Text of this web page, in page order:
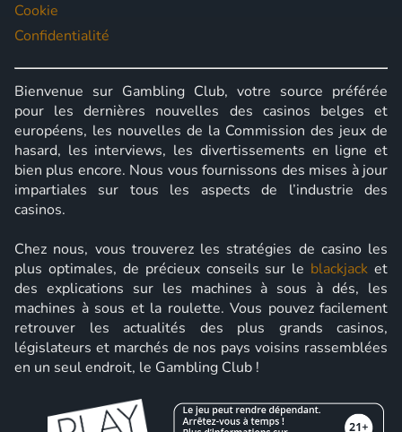
Cookie
Confidentialité
Bienvenue sur Gambling Club, votre source préférée
pour les dernières nouvelles des casinos belges et
européens, les nouvelles de la Commission des jeux de
hasard, les interviews, les divertissements en ligne et
bien plus encore. Nous vous fournissons des mises à jour
impartiales sur tous les aspects de l’industrie des
casinos.
Chez nous, vous trouverez les stratégies de casino les
plus optimales, de précieux conseils sur le blackjack et
des explications sur les machines à sous à dés, les
machines à sous et la roulette. Vous pouvez facilement
retrouver les actualités des plus grands casinos,
législateurs et marchés de nos pays voisins rassemblées
en un seul endroit, le Gambling Club !